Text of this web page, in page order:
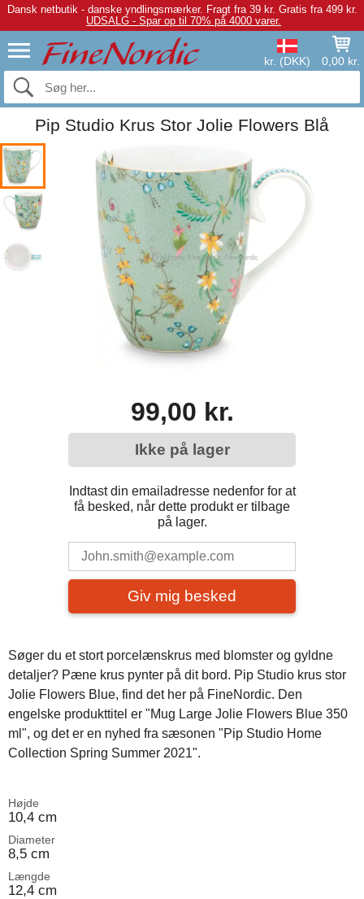
Dansk netbutik - danske yndlingsmærker. Fragt fra 39 kr. Gratis fra 499 kr.
UDSALG - Spar op til 70% på 4000 varer.
kr. (DKK) 0,00 kr.
Pip Studio Krus Stor Jolie Flowers Blå
99,00 kr.
Ikke på lager
Indtast din emailadresse nedenfor for at
få besked, når dette produkt er tilbage
på lager.
Giv mig besked
Søger du et stort porcelænskrus med blomster og gyldne
detaljer? Pæne krus pynter på dit bord. Pip Studio krus stor
Jolie Flowers Blue, find det her på FineNordic. Den
engelske produkttitel er "Mug Large Jolie Flowers Blue 350
ml", og det er en nyhed fra sæsonen "Pip Studio Home
Collection Spring Summer 2021".
Højde
10,4 cm
Diameter
8,5 cm
Længde
12,4 cm